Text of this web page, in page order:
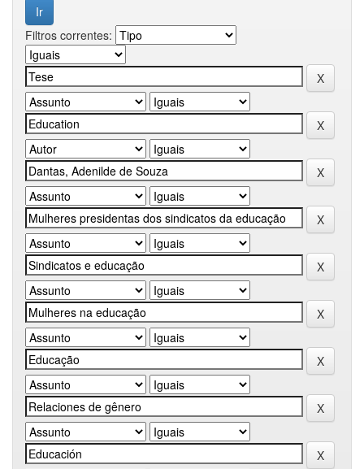
Filtros correntes: